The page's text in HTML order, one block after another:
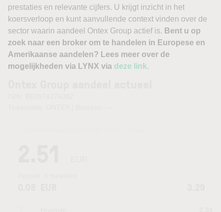
prestaties en relevante cijfers. U krijgt inzicht in het
koersverloop en kunt aanvullende context vinden over de
sector waarin aandeel Ontex Group actief is. Bent u op
zoek naar een broker om te handelen in Europese en
Amerikaanse aandelen? Lees meer over de
mogelijkheden via LYNX via deze link.